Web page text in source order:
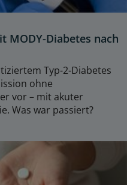
MODY-Diabetes nach
Typ-2-Diabetes
ohne
vor – mit akuter
Was war passiert?